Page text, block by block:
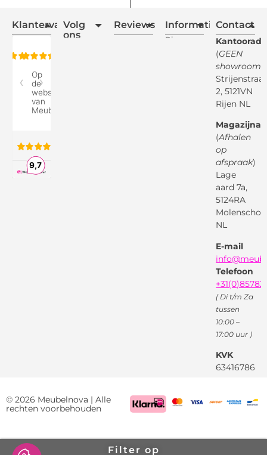
Filter op
Klantervaring
Volg
ons
Reviews Informatie
Blogs
Retourvoorwaarden
Betaalmethodes
Montageservice
Garantievoorwaarden
Privacybeleid
Contact
(GEEN
showroom
Strijenstraat
2, 5121VN
Rijen NL
(Afhalen
op
afspraak)
Lage
aard 7a,
5124RA
Molenschot
NL
E-mail
Telefoon
( Di t/m Za
tussen
10:00 –
17:00 uur )
KVK
63416786
© 2026 Meubelnova | Alle
rechten voorbehouden